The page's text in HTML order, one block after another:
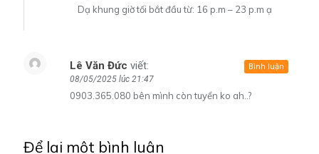
Dạ khung giờ tối bắt đầu từ: 16 p.m – 23 p.m ạ
Lê Văn Đức viết:
08/05/2025 lúc 21:47
0903.365.080 bên mình còn tuyển ko ah..?
Bình luận
Để lại một bình luận